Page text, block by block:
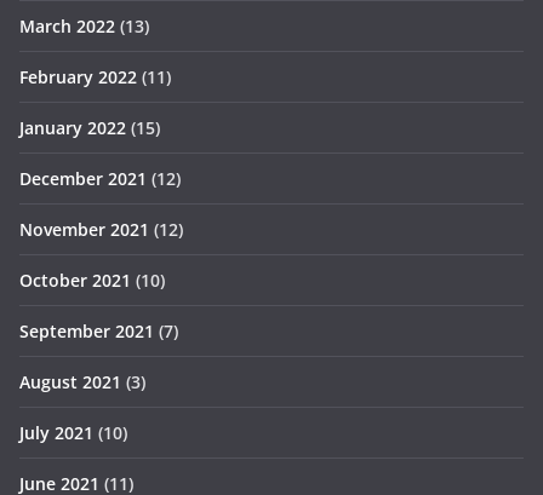
March 2022 (13)
February 2022 (11)
January 2022 (15)
December 2021 (12)
November 2021 (12)
October 2021 (10)
September 2021 (7)
August 2021 (3)
July 2021 (10)
June 2021 (11)